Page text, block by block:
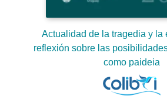
Actualidad de la tragedia y la
reflexión sobre las
como paideia